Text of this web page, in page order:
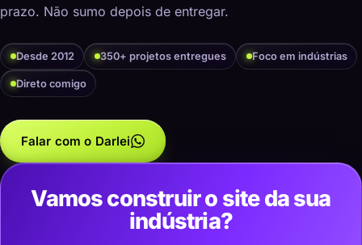
prazo. Não sumo depois de entregar.
Desde 2012 350+ projetos entregues Foco em indústrias
Direto comigo
Falar com o Darlei
Vamos construir o site da sua
indústria?